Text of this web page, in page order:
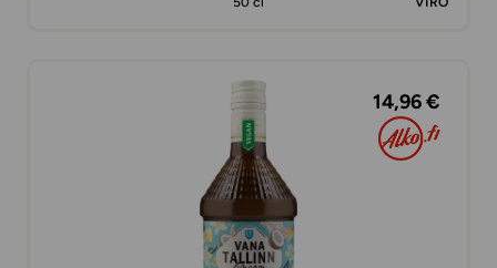
14,96 €